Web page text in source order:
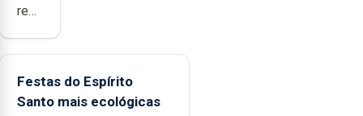
registaram
ocorrências
e
Festas do Espírito
Santo mais ecológicas